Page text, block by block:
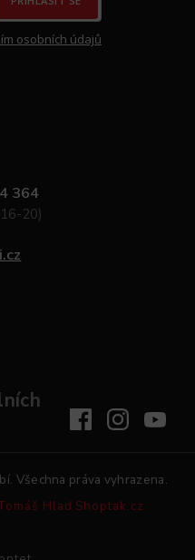
osobních údajů
364
20)
. Všechna práva vyhrazena.
Hlad Shoptak.cz